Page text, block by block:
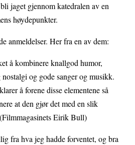
jaget gjennom katedralen av en
høydepunkter.
anmeldelser. Her fra en av dem:
å kombinere knallgod humor,
og gode sanger og musikk.
å forene disse elementene så
at den gjør det med en slik
Eirik Bull)
fra hva jeg hadde forventet, og bra